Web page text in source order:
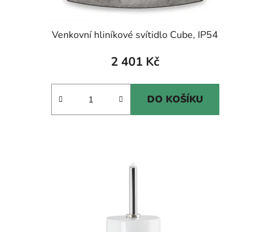
Venkovní hliníkové svítidlo Cube, IP54
2 401 Kč
DO KOŠÍKU